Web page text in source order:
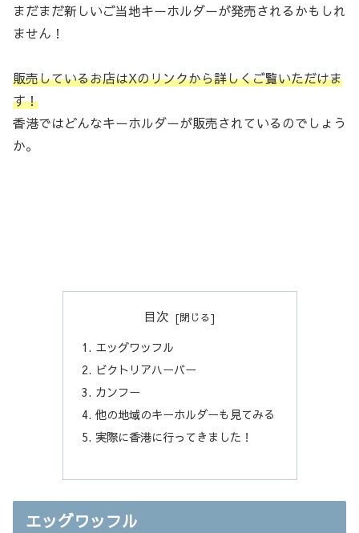
まだまだ新しいご当地キーホルダーが発売されるかもしれ
ません！
販売しているお店はXのリンクから詳しくご覧いただけま
す！
香港ではどんなキーホルダーが販売されているのでしょう
か。
目次
エッグワッフル
ビクトリアハーバー
カンフー
他の地域のキーホルダーも見てみる
実際に香港に行ってきました！
エッグワッフル